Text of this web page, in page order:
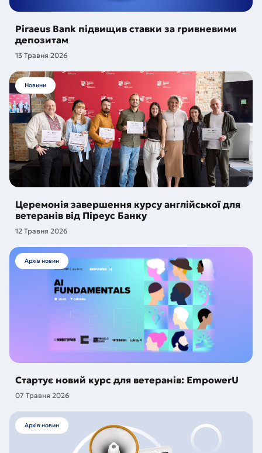
Piraeus Bank підвищив ставки за гривневими
депозитам
13 Травня 2026
Новини
Церемонія завершення курсу англійської для
ветеранів від Піреус Банку
12 Травня 2026
Архів новин
Стартує новий курс для ветеранів: EmpowerU
07 Травня 2026
Архів новин